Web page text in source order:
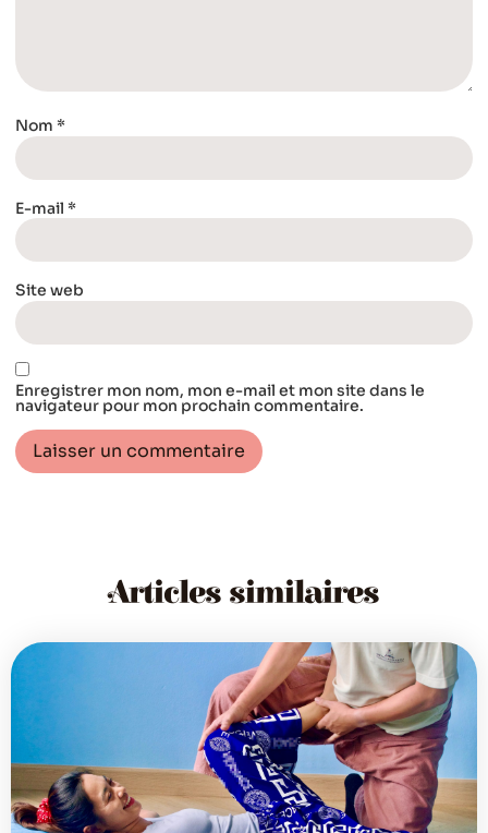
Nom *
E-mail *
Site web
Enregistrer mon nom, mon e-mail et mon site dans le
navigateur pour mon prochain commentaire.
Articles similaires